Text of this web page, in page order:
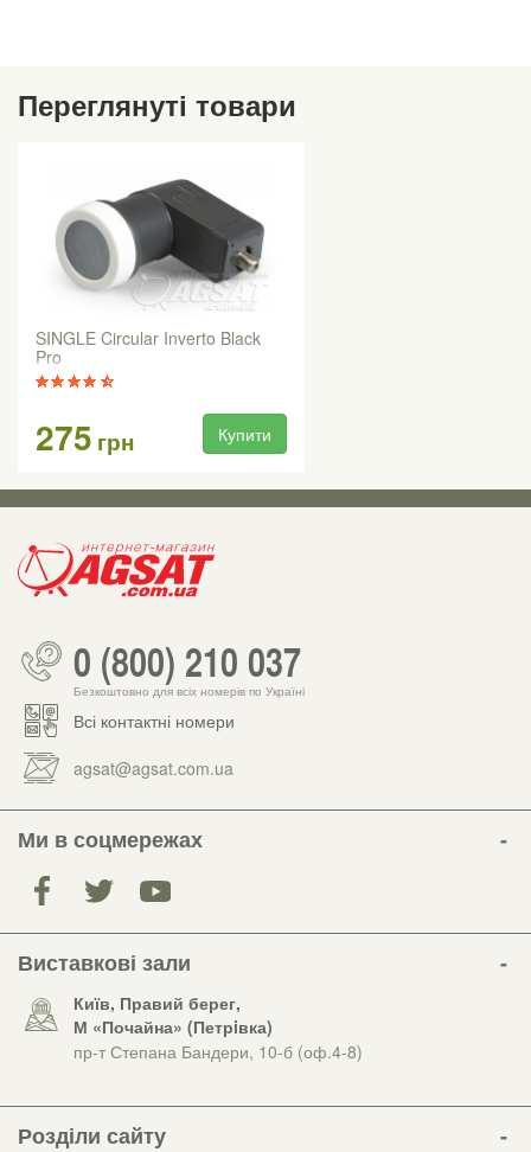
Переглянуті товари
SINGLE Circular Inverto Black
Pro
275 грн Купити
0 (800) 210 037
Безкоштовно для всіх номерів по Україні
Всі контактні номери
agsat@agsat.com.ua
Ми в соцмережах
Виставкові зали
Київ, Правий берег,
М «Почайна» (Петрiвка)
пр-т Степана Бандери, 10-б (оф.4-8)
Розділи сайту